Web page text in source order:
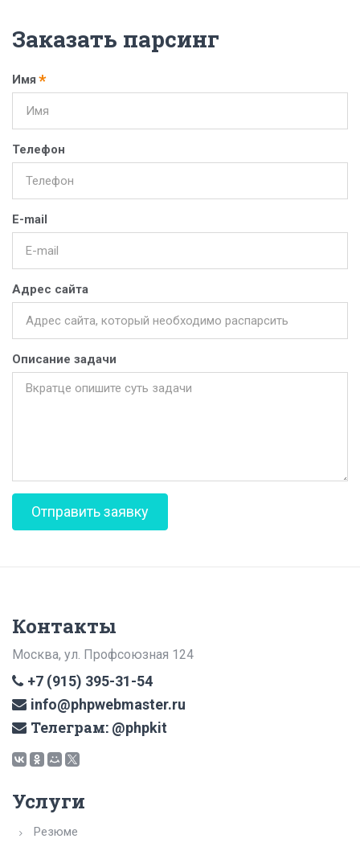
Заказать парсинг
Имя
Телефон
E-mail
Адрес сайта
Описание задачи
Контакты
Москва, ул. Профсоюзная 124
+7 (915) 395-31-54
info@phpwebmaster.ru
Телеграм: @phpkit
Услуги
Резюме